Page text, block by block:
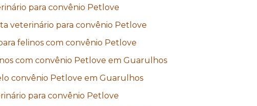
para convênio Petlove
veterinário para convênio Petlove
felinos com convênio Petlove
com convênio Petlove em Guarulhos
convênio Petlove em Guarulhos
para convênio Petlove